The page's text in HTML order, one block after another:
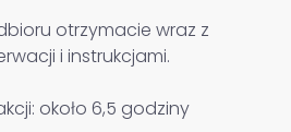
otrzymacie wraz z
i instrukcjami.
około 6,5 godziny